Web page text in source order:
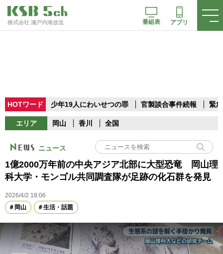
株式会社 瀬戸内海放送 番組表 アプリ
HOTワード 少年19人にわいせつの罪 官製談合事件続報 緊
エリア 岡山 香川 全国
ニュース
1億2000万年前の中央アジア北部に大型恐竜 岡山理
科大学・モンゴル共同調査隊が足跡の化石群を発見
2026/4/2 18:06
岡山
生活・話題